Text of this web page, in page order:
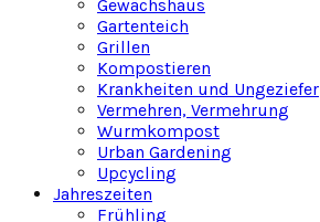
Gewächshaus
Gartenteich
Grillen
Kompostieren
Krankheiten und Ungeziefer
Vermehren, Vermehrung
Wurmkompost
Urban Gardening
Upcycling
Jahreszeiten
Frühling